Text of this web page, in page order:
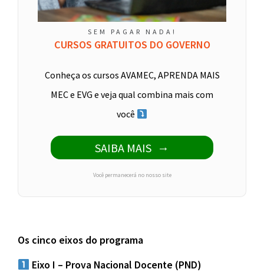
SEM PAGAR NADA!
CURSOS GRATUITOS DO GOVERNO
Conheça os cursos AVAMEC, APRENDA MAIS
MEC e EVG e veja qual combina mais com
você
SAIBA MAIS
Você permanecerá no nosso site
Os cinco eixos do programa
Eixo I – Prova Nacional Docente (PND)